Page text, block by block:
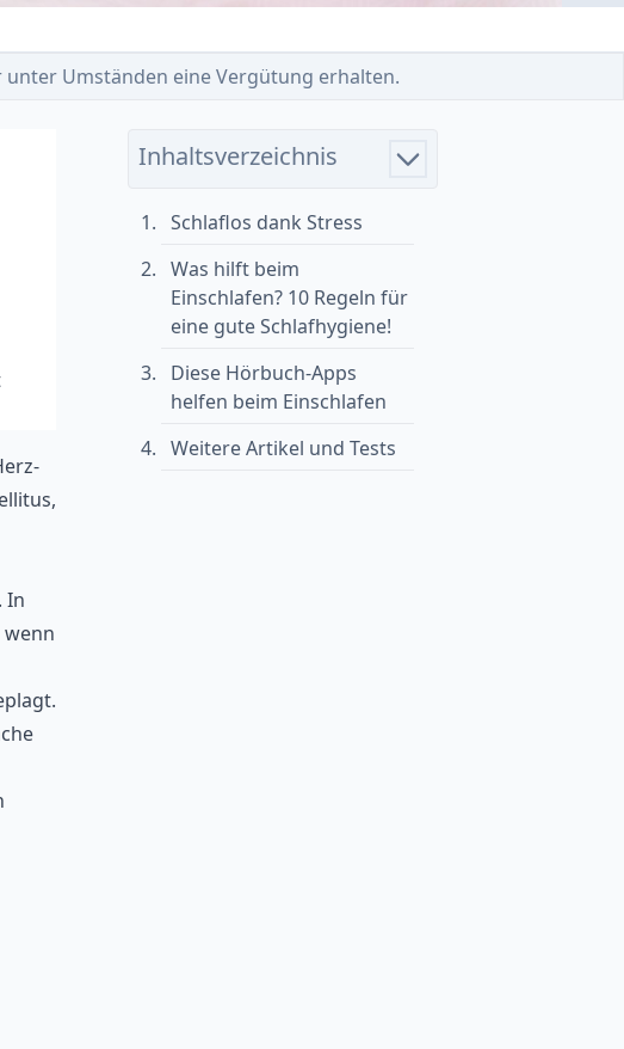
Umständen eine Vergütung erhalten.
In
Inhaltsverzeichnis
Schlaflos dank Stress
Was hilft beim
Einschlafen? 10 Regeln für
eine gute Schlafhygiene!
Diese Hörbuch-Apps
helfen beim Einschlafen
Weitere Artikel und Tests